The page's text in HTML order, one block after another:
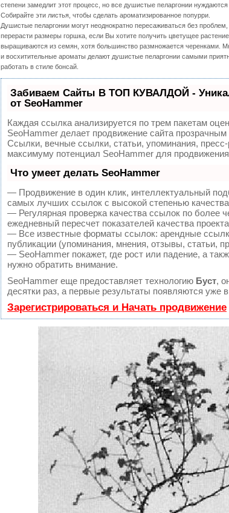
степени замедлит этот процесс, но все душистые пеларгонии
Собирайте эти листья, чтобы сделать ароматизированное попурри.
Душистые пеларгонии могут неоднократно пересаживаться без
перерасти размеры горшка, если Вы хотите получить цветущее
выращиваются из семян, хотя большинство размножается черенками.
и восхитительные ароматы делают душистые пеларгонии самыми
работать в стиле бонсай.
Забиваем Сайты В ТОП КУВАЛДОЙ -
от SeoHammer
Каждая ссылка анализируется по трем пакетам
SeoHammer делает продвижение сайта
Ссылки, вечные ссылки, статьи, упоминания,
максимуму потенциал SeoHammer для
Что умеет делать SeoHammer
— Продвижение в один клик, интеллектуальный
самых лучших ссылок с высокой степенью
— Регулярная проверка качества ссылок по более
ежедневный пересчет показателей качества
— Все известные форматы ссылок: арендные
публикации (упоминания, мнения, отзывы, статьи,
— SeoHammer покажет, где рост или падение, а
нужно обратить внимание.
SeoHammer еще предоставляет технологию Буст,
десятки раз, а первые результаты появляются уже
Зарегистрироваться и Начать продвижение